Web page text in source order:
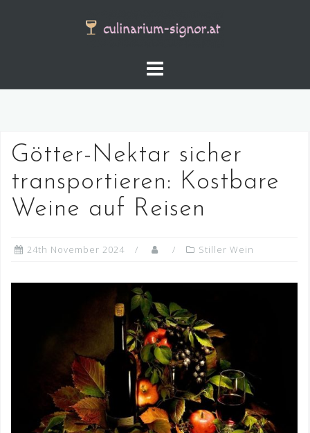
Götter-Nektar sicher
transportieren: Kostbare
Weine auf Reisen
24th November 2024 Stiller Wein